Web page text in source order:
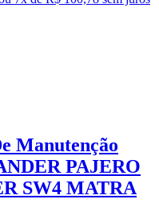
Manutenção
PAJERO
SW4 MATRA